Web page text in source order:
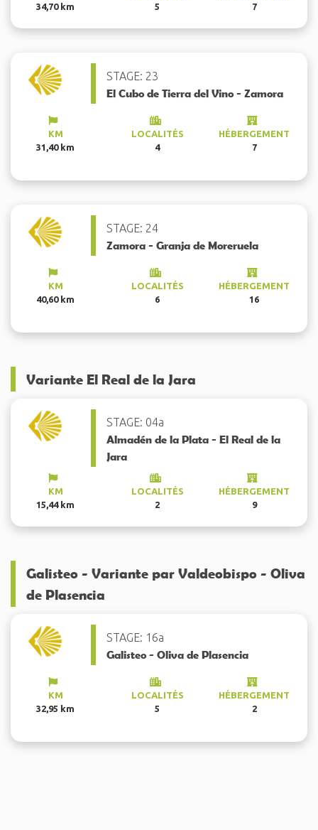
34,70 km
5
7
STAGE: 23
El Cubo de Tierra del Vino - Zamora
KM
31,40 km
LOCALITÉS
4
HÉBERGEMENT
7
STAGE: 24
Zamora - Granja de Moreruela
KM
40,60 km
LOCALITÉS
6
HÉBERGEMENT
16
Variante El Real de la Jara
STAGE: 04a
Almadén de la Plata - El Real de la
Jara
KM
15,44 km
LOCALITÉS
2
HÉBERGEMENT
9
Galisteo - Variante par Valdeobispo - Oliva
de Plasencia
STAGE: 16a
Galisteo - Oliva de Plasencia
KM
32,95 km
LOCALITÉS
5
HÉBERGEMENT
2